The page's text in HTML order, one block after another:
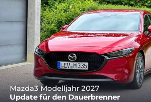
Mazda3 Modelljahr 2027
Update für den Dauerbrenner